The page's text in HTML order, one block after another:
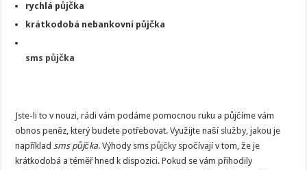
rychlá půjčka
krátkodobá nebankovní půjčka
sms půjčka
Jste-li to v nouzi, rádi vám podáme pomocnou ruku a půjčíme vám
obnos peněz, který budete potřebovat. Využijte naší služby, jakou je
napříkladsms půjčka. Výhody smspůjčky spočívají v tom, že je
krátkodobá a téměř hned k dispozici. Pokud se vám přihodily